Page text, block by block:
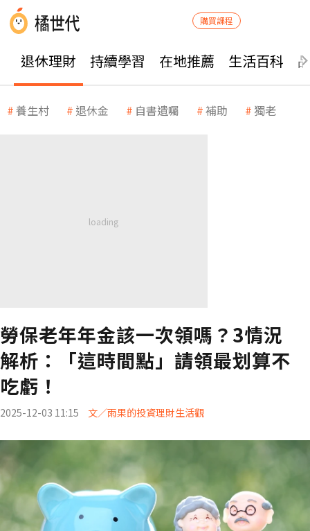
購買課程
退休理財 持續學習 在地推薦 生活百科
養生村 退休金 自書遺囑 補助 獨老
勞保老年年金該一次領嗎？3情況
解析：「這時間點」請領最划算不
吃虧！
2025-12-03 11:15 文／雨果的投資理財生活觀